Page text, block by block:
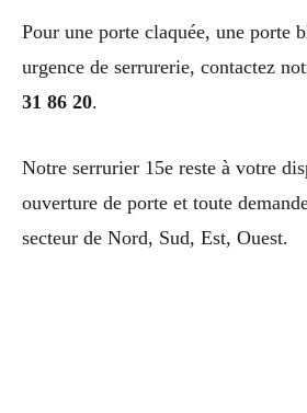
Pour une porte claquée, une porte
urgence de serrurerie, contactez
31 86 20.
Notre serrurier 15e reste à votre
ouverture de porte et toute
secteur de Nord, Sud, Est, Ouest.